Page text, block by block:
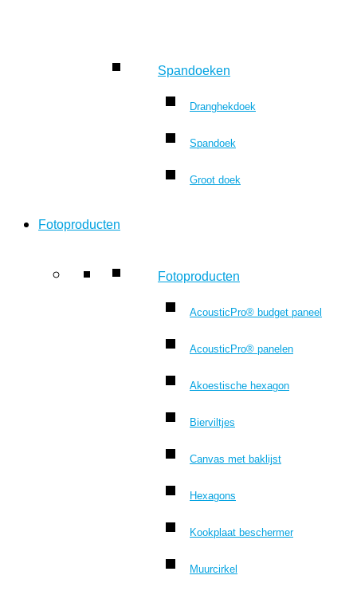
Spandoeken
Dranghekdoek
Spandoek
Groot doek
Fotoproducten
Fotoproducten
AcousticPro® budget paneel
AcousticPro® panelen
Akoestische hexagon
Bierviltjes
Canvas met baklijst
Hexagons
Kookplaat beschermer
Muurcirkel